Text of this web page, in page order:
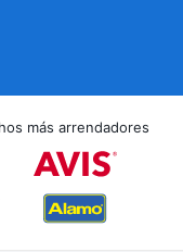
más arrendadores